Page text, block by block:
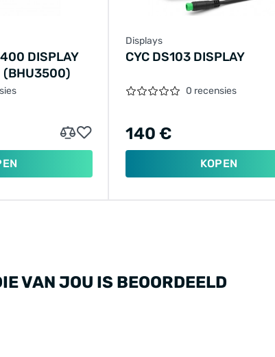
DISPLAY
(BHU3500)
Displays
CYC DS103 DISPLAY
0 recensies
140 €
KOPEN
VAN JOU IS BEOORDEELD